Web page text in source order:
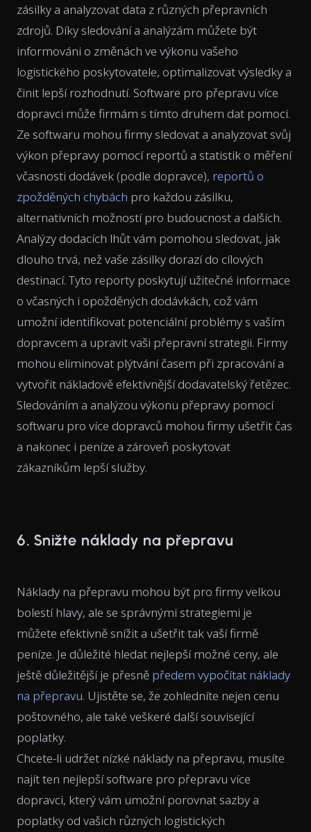
zásilky a analyzovat data z různých přepravních
zdrojů. Díky sledování a analýzám můžete být
informováni o změnách ve výkonu vašeho
logistického poskytovatele, optimalizovat výsledky a
činit lepší rozhodnutí. Software pro přepravu více
dopravci může firmám s tímto druhem dat pomoci.
Ze softwaru mohou firmy sledovat a analyzovat svůj
výkon přepravy pomocí reportů a statistik o měření
včasnosti dodávek (podle dopravce), reportů o
zpožděných chybách pro každou zásilku,
alternativních možností pro budoucnost a dalších.
Analýzy dodacích lhůt vám pomohou sledovat, jak
dlouho trvá, než vaše zásilky dorazí do cílových
destinací. Tyto reporty poskytují užitečné informace
o včasných i opožděných dodávkách, což vám
umožní identifikovat potenciální problémy s vaším
dopravcem a upravit vaši přepravní strategii. Firmy
mohou eliminovat plýtvání časem při zpracování a
vytvořit nákladově efektivnější dodavatelský řetězec.
Sledováním a analýzou výkonu přepravy pomocí
softwaru pro více dopravců mohou firmy ušetřit čas
a nakonec i peníze a zároveň poskytovat
zákazníkům lepší služby.
6. Snižte náklady na přepravu
Náklady na přepravu mohou být pro firmy velkou
bolestí hlavy, ale se správnými strategiemi je
můžete efektivně snížit a ušetřit tak vaší firmě
peníze. Je důležité hledat nejlepší možné ceny, ale
ještě důležitější je přesně předem vypočítat náklady
na přepravu. Ujistěte se, že zohledníte nejen cenu
poštovného, ale také veškeré další související
poplatky.
Chcete-li udržet nízké náklady na přepravu, musíte
najít ten nejlepší software pro přepravu více
dopravci, který vám umožní porovnat sazby a
poplatky od vašich různých logistických